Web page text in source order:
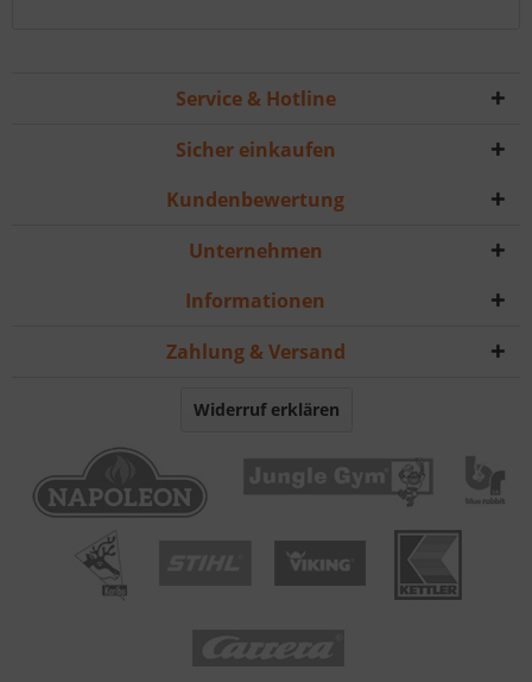
Service & Hotline
Sicher einkaufen
Kundenbewertung
Unternehmen
Informationen
Zahlung & Versand
Widerruf erklären